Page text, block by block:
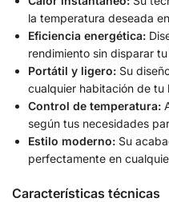
la temperatura deseada
Eficiencia energética:
rendimiento sin disparar
Portátil y ligero: Su
cualquier habitación de tu
Control de temperatura:
según tus necesidades
Estilo moderno: Su
perfectamente en
Características técnicas